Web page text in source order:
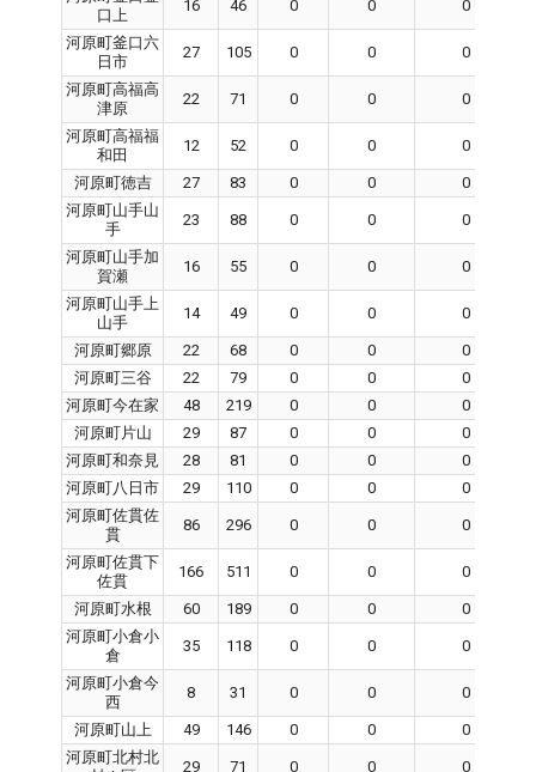
口上
16 46 0 0 0
河原町釜口六
日市
27 105 0 0 0
河原町高福高
津原
22 71 0 0 0
河原町高福福
和田
12 52 0 0 0
河原町徳吉 27 83 0 0
0
河原町山手山
手
23 88 0 0 0
河原町山手加
賀瀬
16 55 0 0 0
河原町山手上
山手
14 49 0 0 0
河原町郷原 22 68 0 0
0
河原町三谷
22 79 0 0
0
河原町今在家
48 219 0 0
0
河原町片山
29 87 0 0
0
河原町和奈見
28 81 0 0
0
河原町八日市
29 110 0 0
0
河原町佐貫佐
貫
86 296 0 0 0
河原町佐貫下
佐貫
166 511 0 0 0
河原町水根 60 189 0 0
0
河原町小倉小
倉
35 118 0 0 0
河原町小倉今
西
8 31 0 0 0
河原町山上 49 146 0 0
0
河原町北村北
29 71 0 0 0